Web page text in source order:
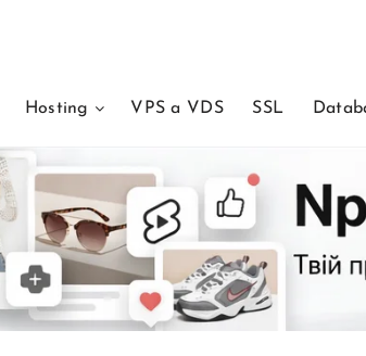
Hosting VPS a VDS SSL